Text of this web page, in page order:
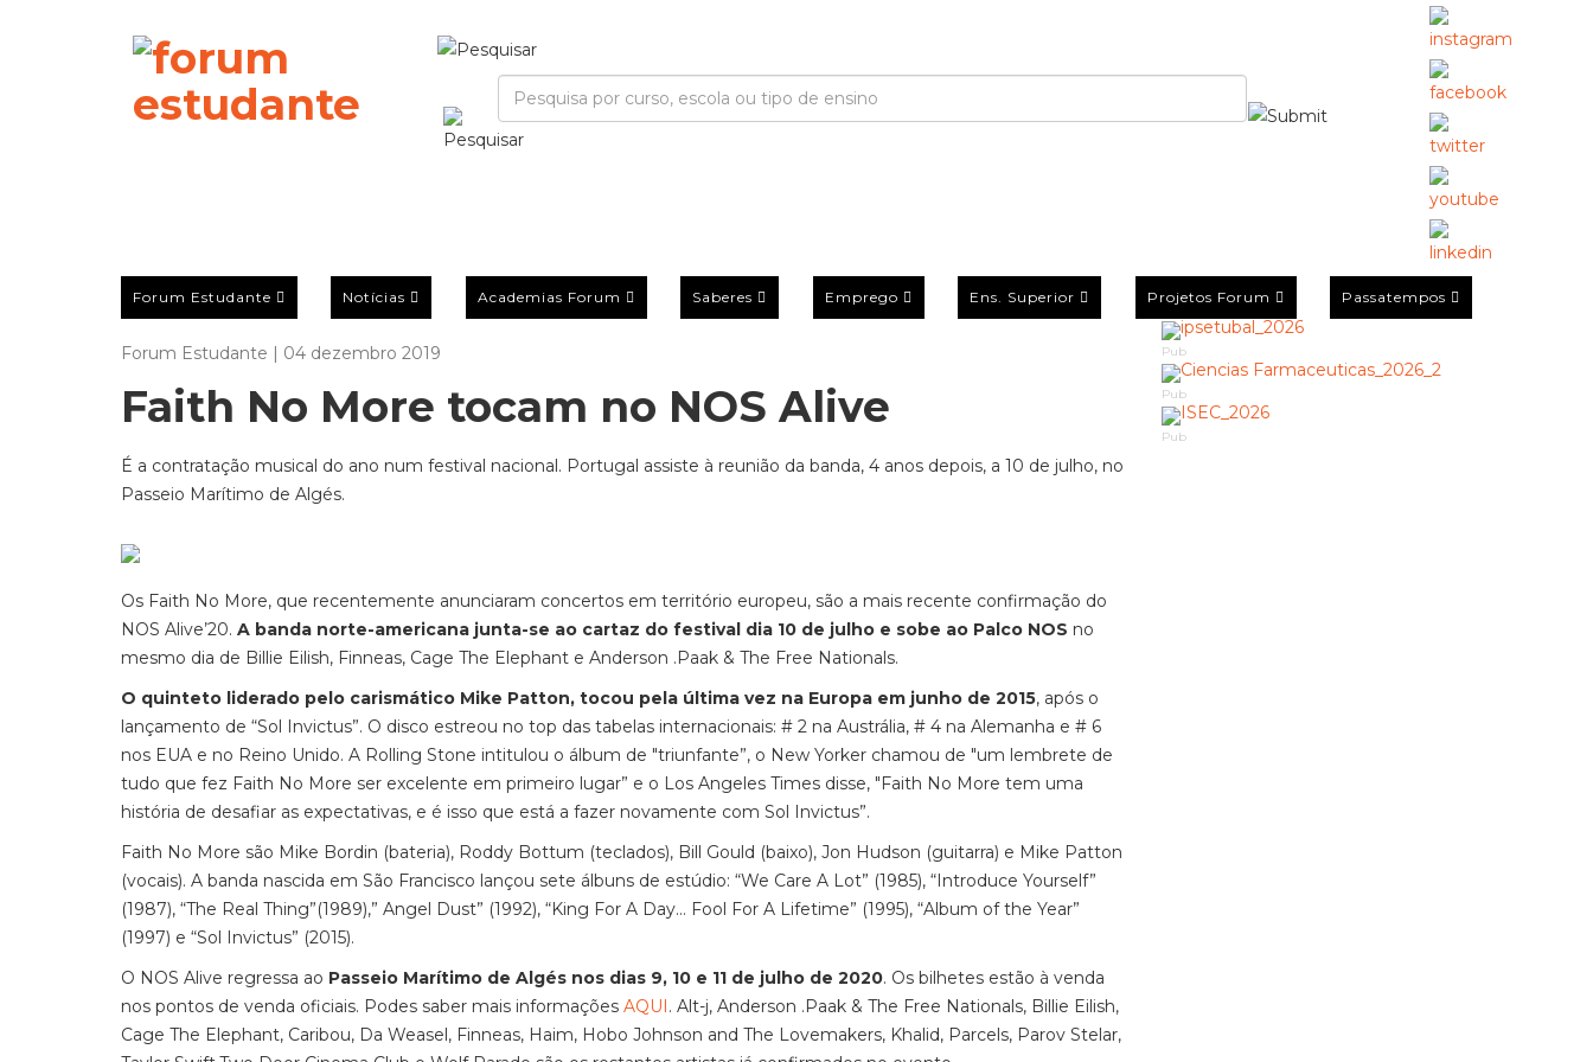
Forum Estudante Notícias Academias Forum Saberes Emprego Ens. Superior Projetos Forum Passatempos
Forum Estudante | 04 dezembro 2019
Faith No More tocam no NOS Alive
É a contratação musical do ano num festival nacional. Portugal assiste à reunião da banda, 4 anos depois, a 10 de julho, no
Passeio Marítimo de Algés.
Os Faith No More, que recentemente anunciaram concertos em território europeu, são a mais recente confirmação do
NOS Alive’20. A banda norte-americana junta-se ao cartaz do festival dia 10 de julho e sobe ao Palco NOS no
mesmo dia de Billie Eilish, Finneas, Cage The Elephant e Anderson .Paak & The Free Nationals.
O quinteto liderado pelo carismático Mike Patton, tocou pela última vez na Europa em junho de 2015, após o
lançamento de “Sol Invictus”. O disco estreou no top das tabelas internacionais: # 2 na Austrália, # 4 na Alemanha e # 6
nos EUA e no Reino Unido. A Rolling Stone intitulou o álbum de "triunfante”, o New Yorker chamou de "um lembrete de
tudo que fez Faith No More ser excelente em primeiro lugar” e o Los Angeles Times disse, "Faith No More tem uma
história de desafiar as expectativas, e é isso que está a fazer novamente com Sol Invictus”.
Faith No More são Mike Bordin (bateria), Roddy Bottum (teclados), Bill Gould (baixo), Jon Hudson (guitarra) e Mike Patton
(vocais). A banda nascida em São Francisco lançou sete álbuns de estúdio: “We Care A Lot” (1985), “Introduce Yourself”
(1987), “The Real Thing”(1989),” Angel Dust” (1992), “King For A Day… Fool For A Lifetime” (1995), “Album of the Year”
(1997) e “Sol Invictus” (2015).
O NOS Alive regressa ao Passeio Marítimo de Algés nos dias 9, 10 e 11 de julho de 2020. Os bilhetes estão à venda
nos pontos de venda oficiais. Podes saber mais informações AQUI. Alt-j, Anderson .Paak & The Free Nationals, Billie Eilish,
Cage The Elephant, Caribou, Da Weasel, Finneas, Haim, Hobo Johnson and The Lovemakers, Khalid, Parcels, Parov Stelar,
Pub
Pub
Pub